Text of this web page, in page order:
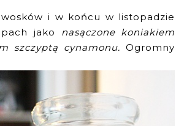
i w końcu w listopadzie
jako nasączone koniakiem
szczyptą cynamonu. Ogromny